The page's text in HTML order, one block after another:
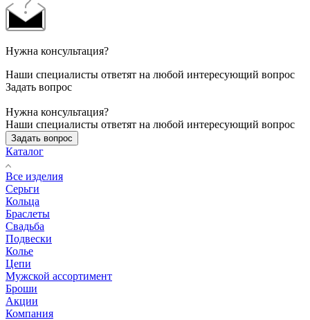
Нужна консультация?
Наши специалисты ответят на любой интересующий вопрос
Задать вопрос
Нужна консультация?
Наши специалисты ответят на любой интересующий вопрос
Задать вопрос
Каталог
Все изделия
Серьги
Кольца
Браслеты
Свадьба
Подвески
Колье
Цепи
Мужской ассортимент
Броши
Акции
Компания